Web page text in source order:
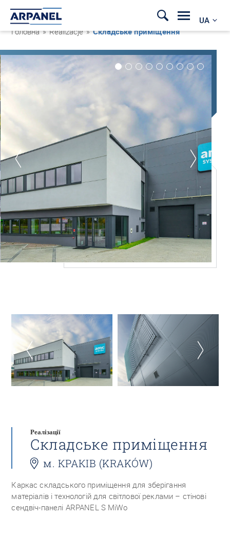
UA
Головна » Realizacje »Складське приміщення
Реалізації
Складське приміщення
м. КРАКІВ (KRAKÓW)
Каркас складського приміщення для зберігання
матеріалів і технологій для світлової реклами – стінові
сендвіч-панелі ARPANEL S MiWo